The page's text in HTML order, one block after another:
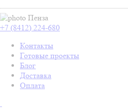
Пенза
+7 (8412) 224-680
Контакты
Готовые проекты
Блог
Доставка
Оплата